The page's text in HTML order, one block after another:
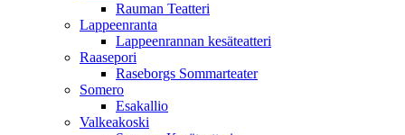
Rauman Teatteri
Lappeenranta
Lappeenrannan kesäteatteri
Raasepori
Raseborgs Sommarteater
Somero
Esakallio
Valkeakoski